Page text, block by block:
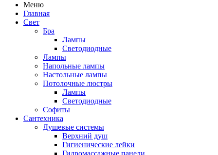
Меню
Главная
Свет
Бра
Лампы
Светодиодные
Лампы
Напольные лампы
Настольные лампы
Потолочные люстры
Лампы
Светодиодные
Софиты
Сантехника
Душевые системы
Верхний душ
Гигиенические лейки
Гидромассажные панели